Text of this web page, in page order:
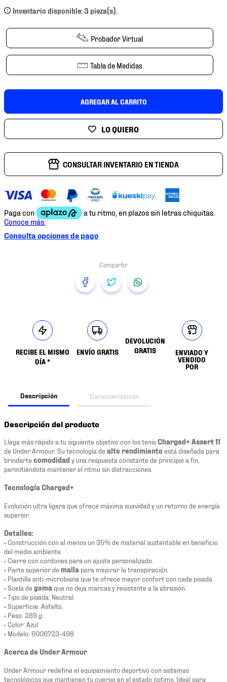
Inventario disponible: 3 pieza(s).
Probador Virtual
Tabla de Medidas
AGREGAR AL CARRITO
CONSULTAR INVENTARIO EN TIENDA
Consulta opciones de pago
RECIBE EL MISMO
DÍA *
ENVÍO GRATIS
DEVOLUCIÓN
GRATIS
ENVIADO Y
VENDIDO
POR
Descripción Características
Descripción del producto
Llega más rápido a tu siguiente objetivo con los tenisCharged+ Assert 11
de Under Armour. Su tecnología de alto rendimiento está diseñada para
brindarte comodidad y una respuesta constante de principio a fin,
permitiéndote mantener el ritmo sin distracciones.
Tecnología Charged+
Evolución ultra ligera que ofrece máxima suavidad y un retorno de energía
superior.
Detalles:
• Construcción con al menos un 35% de material sustentable en beneficio
del medio ambiente.
• Cierre con cordones para un ajuste personalizado.
• Parte superior de malla para mejorar la transpiración.
• Plantilla anti-microbiana que te ofrece mayor confort con cada pisada.
• Suela de goma que no deja marcas y resistente a la abrasión.
• Tipo de pisada: Neutral.
• Superficie: Asfalto.
• Peso: 289 g.
• Color: Azul.
• Modelo: 6006723-498
Acerca de Under Armour
Under Armour redefine el equipamiento deportivo con sistemas
tecnológicos que mantienen tu cuerpo en el estado óptimo. Ideal para
10. tenis nike